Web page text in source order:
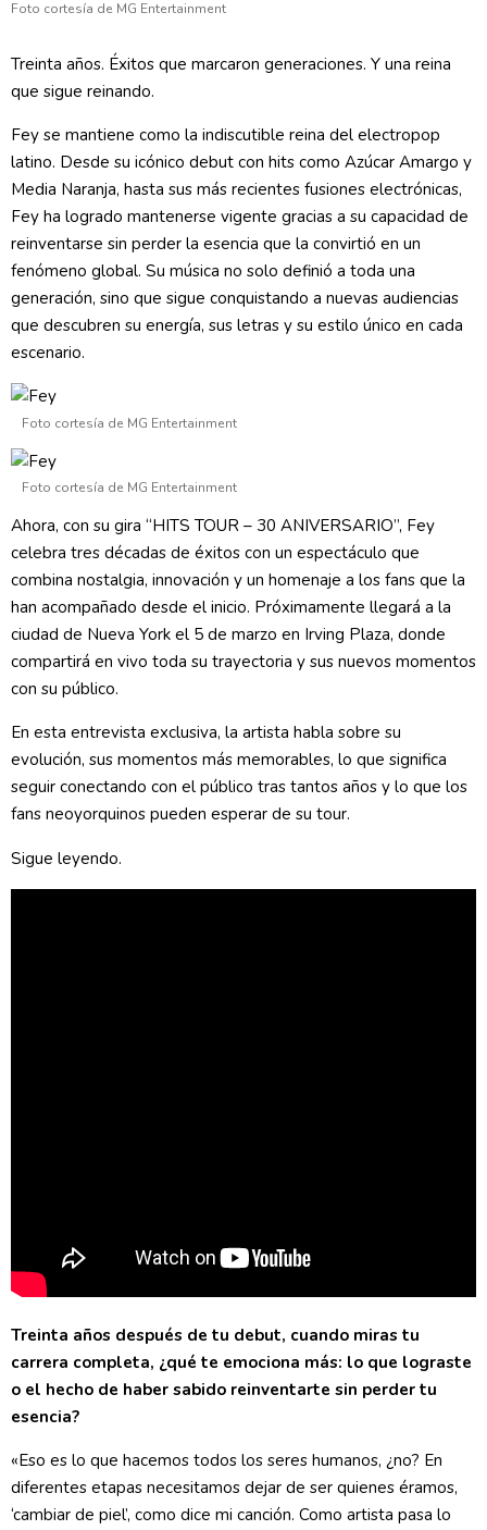
Foto cortesía de MG Entertainment
Treinta años. Éxitos que marcaron generaciones. Y una reina
que sigue reinando.
Fey se mantiene como la indiscutible reina del electropop
latino. Desde su icónico debut con hits como Azúcar Amargo y
Media Naranja, hasta sus más recientes fusiones electrónicas,
Fey ha logrado mantenerse vigente gracias a su capacidad de
reinventarse sin perder la esencia que la convirtió en un
fenómeno global. Su música no solo definió a toda una
generación, sino que sigue conquistando a nuevas audiencias
que descubren su energía, sus letras y su estilo único en cada
escenario.
Foto cortesía de MG Entertainment
Foto cortesía de MG Entertainment
Ahora, con su gira “HITS TOUR – 30 ANIVERSARIO”, Fey
celebra tres décadas de éxitos con un espectáculo que
combina nostalgia, innovación y un homenaje a los fans que la
han acompañado desde el inicio. Próximamente llegará a la
ciudad de Nueva York el 5 de marzo en Irving Plaza, donde
compartirá en vivo toda su trayectoria y sus nuevos momentos
con su público.
En esta entrevista exclusiva, la artista habla sobre su
evolución, sus momentos más memorables, lo que significa
seguir conectando con el público tras tantos años y lo que los
fans neoyorquinos pueden esperar de su tour.
Sigue leyendo.
Treinta años después de tu debut, cuando miras tu
carrera completa, ¿qué te emociona más: lo que lograste
o el hecho de haber sabido reinventarte sin perder tu
esencia?
«Eso es lo que hacemos todos los seres humanos, ¿no? En
diferentes etapas necesitamos dejar de ser quienes éramos,
‘cambiar de piel’, como dice mi canción. Como artista pasa lo